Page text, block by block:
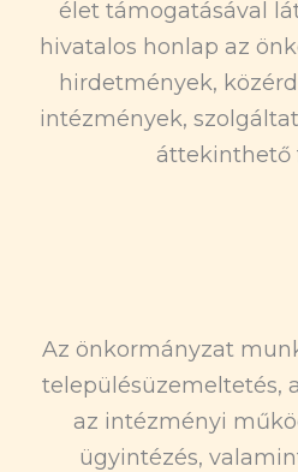
élet támogatásával
hivatalos honlap az
hirdetmények,
intézmények,
áttekinthető
Az önkormányzat
településüzemeltetés,
az intézményi
ügyintézés,